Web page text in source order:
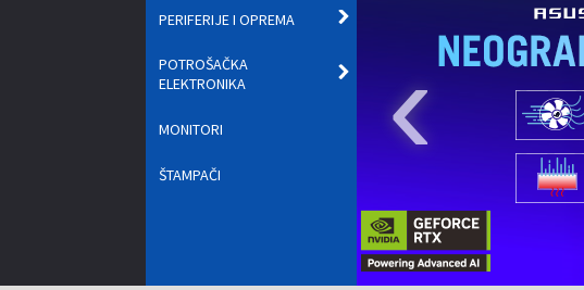
PERIFERIJE I OPREMA
POTROŠAČKA
ELEKTRONIKA
MONITORI
ŠTAMPAČI ‹